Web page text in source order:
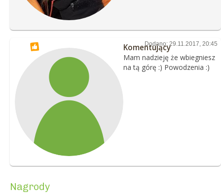
Dodano: 29.11.2017, 20:45
Komentujący
Mam nadzieję że wbiegniesz
na tą górę :) Powodzenia :)
Nagrody